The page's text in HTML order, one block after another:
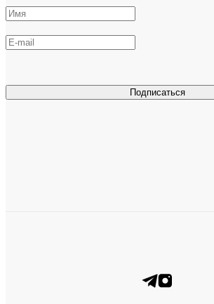
Подписаться